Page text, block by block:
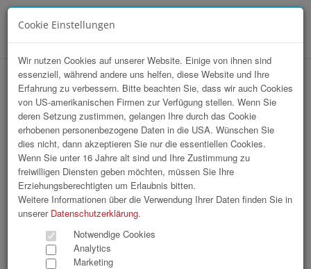
hr-lounge Ost 5-Jahres-Feier in Wien
Cookie Einstellungen
Wir nutzen Cookies auf unserer Website. Einige von ihnen sind
essenziell, während andere uns helfen, diese Website und Ihre
Erfahrung zu verbessern. Bitte beachten Sie, dass wir auch Cookies
von US-amerikanischen Firmen zur Verfügung stellen. Wenn Sie
deren Setzung zustimmen, gelangen Ihre durch das Cookie
erhobenen personenbezogene Daten in die USA. Wünschen Sie
dies nicht, dann akzeptieren Sie nur die essentiellen Cookies.
Wenn Sie unter 16 Jahre alt sind und Ihre Zustimmung zu
freiwilligen Diensten geben möchten, müssen Sie Ihre
Erziehungsberechtigten um Erlaubnis bitten.
Weitere Informationen über die Verwendung Ihrer Daten finden Sie in
unserer Datenschutzerklärung.
Notwendige Cookies
Analytics
Marketing